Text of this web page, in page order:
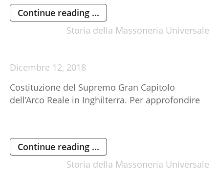
Continue reading ...
Storia della Massoneria Universale
Dicembre 12, 2018
Costituzione del Supremo Gran Capitolo
dell’Arco Reale in Inghilterra. Per approfondire
Continue reading ...
Storia della Massoneria Universale